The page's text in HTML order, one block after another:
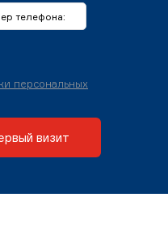
персональных
визит